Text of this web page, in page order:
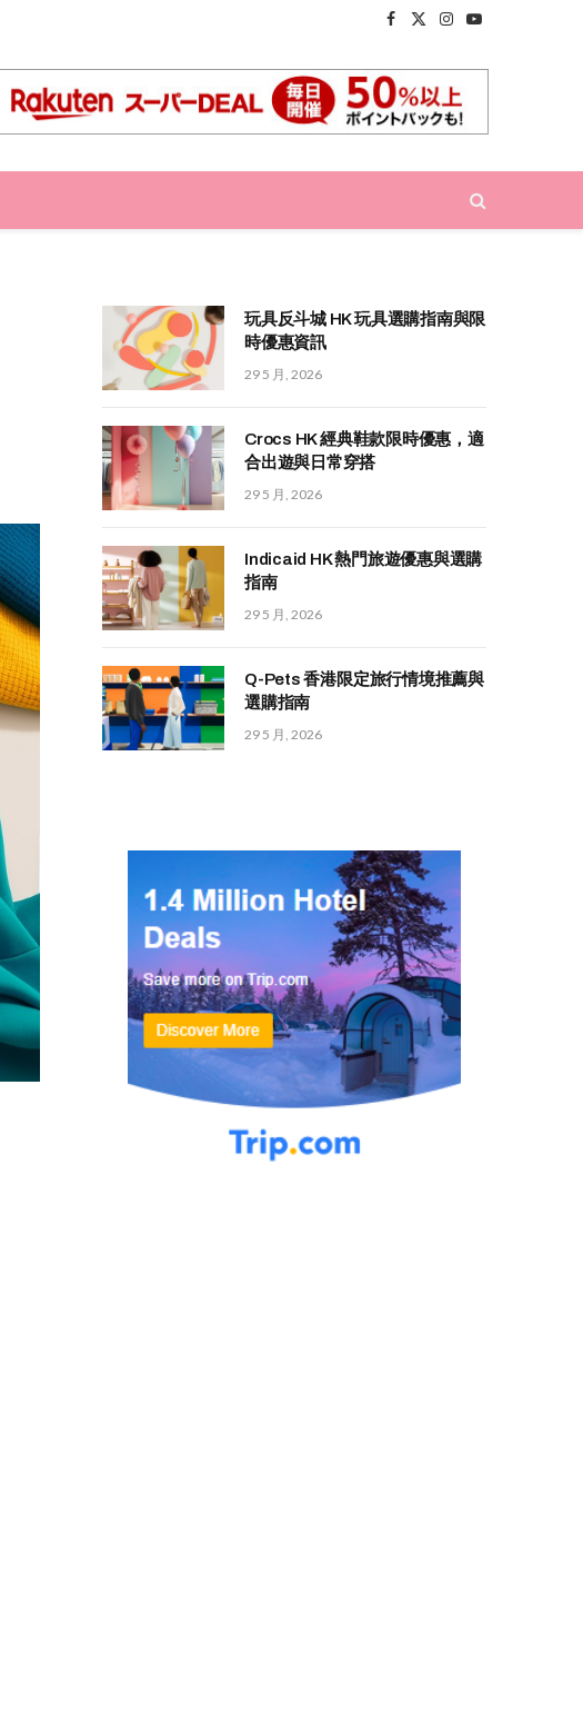
Facebook
X
Instagram
YouTube
玩具反斗城 HK 玩具選購指南與限
時優惠資訊
29 5 月, 2026
Crocs HK 經典鞋款限時優惠，適
合出遊與日常穿搭
29 5 月, 2026
Indicaid HK 熱門旅遊優惠與選購
指南
29 5 月, 2026
Q-Pets 香港限定旅行情境推薦與
選購指南
29 5 月, 2026